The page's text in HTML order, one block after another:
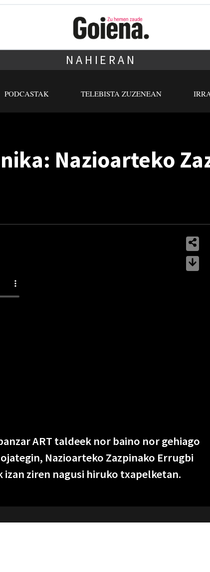
NAHIERAN
PODCASTAK TELEBISTA ZUZENEAN
Nazioarteko
ART taldeek nor baino nor gehiago
Nazioarteko Zazpinako Errugbi
izan ziren nagusi hiruko txapelketan.